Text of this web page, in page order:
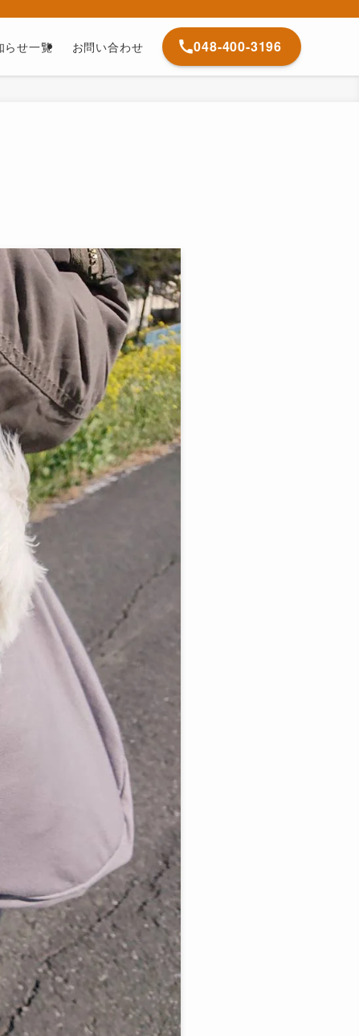
らせ一覧 お問い合わせ 048-400-3196